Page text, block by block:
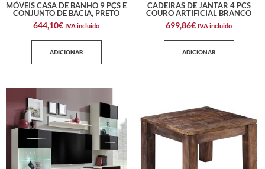
MÓVEIS CASA DE BANHO 9 PÇS E
CONJUNTO DE BACIA, PRETO
644,10€ IVA incluido
ADICIONAR
CADEIRAS DE JANTAR 4 PCS
COURO ARTIFICIAL BRANCO
699,86€ IVA incluido
ADICIONAR